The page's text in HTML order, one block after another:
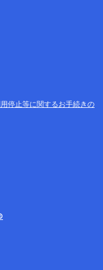
停止等に関するお手続きの